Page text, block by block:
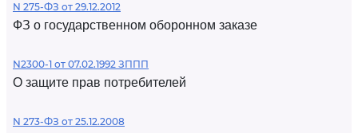
N 275-ФЗ от 29.12.2012
ФЗ о государственном оборонном заказе
N2300-1 от 07.02.1992 ЗППП
О защите прав потребителей
N 273-ФЗ от 25.12.2008